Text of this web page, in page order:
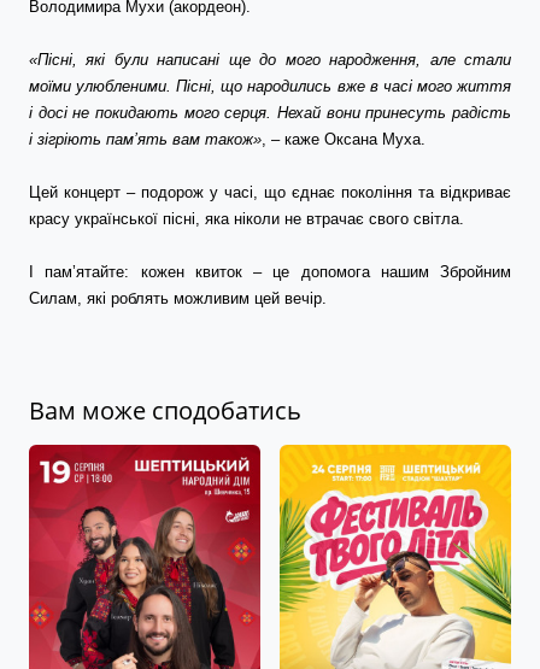
Володимира Мухи (акордеон).
«Пісні, які були написані ще до мого народження, але стали
моїми улюбленими. Пісні, що народились вже в часі мого життя
і досі не покидають мого серця. Нехай вони принесуть радість
і зігріють пам’ять вам також» , – каже Оксана Муха.
Цей концерт – подорож у часі, що єднає покоління та відкриває
красу української пісні, яка ніколи не втрачає свого світла.
І пам’ятайте: кожен квиток – це допомога нашим Збройним
Силам, які роблять можливим цей вечір.
Вам може сподобатись